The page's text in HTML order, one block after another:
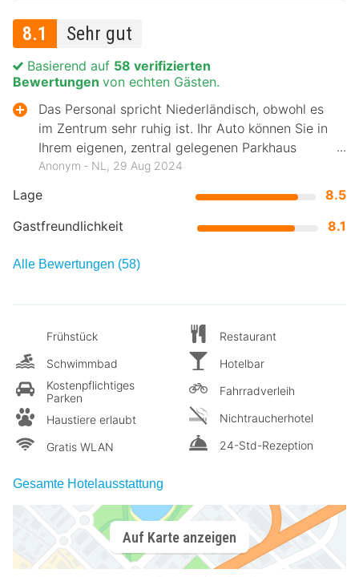
8.1 Sehr gut
Lage
8.5
Gastfreundlichkeit
8.1
Basierend auf 58 verifizierten
Bewertungen von echten Gästen.
Das Personal spricht Niederländisch, obwohl es
im Zentrum sehr ruhig ist. Ihr Auto können Sie in
Ihrem eigenen, zentral gelegenen Parkhaus
parken
Anonym ‐ NL, 29 Aug 2024
Alle Bewertungen (58)
Frühstück
Schwimmbad
Kostenpflichtiges
Parken
Haustiere erlaubt
Gratis WLAN
Restaurant
Hotelbar
Fahrradverleih
Nichtraucherhotel
24-Std-Rezeption
Gesamte Hotelausstattung
Auf Karte anzeigen